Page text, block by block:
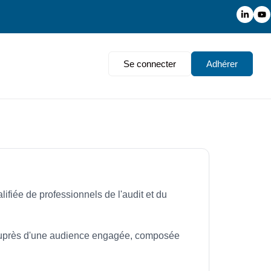
Se connecter Adhérer
de professionnels de l'audit et du
d'une audience engagée, composée